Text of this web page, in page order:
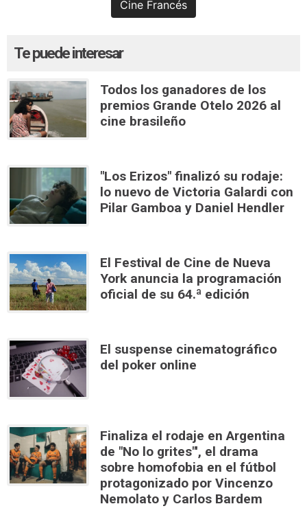
Cine Francés
Te puede interesar
Todos los ganadores de los
premios Grande Otelo 2026 al
cine brasileño
"Los Erizos" finalizó su rodaje:
lo nuevo de Victoria Galardi con
Pilar Gamboa y Daniel Hendler
El Festival de Cine de Nueva
York anuncia la programación
oficial de su 64.ª edición
El suspense cinematográfico
del poker online
Finaliza el rodaje en Argentina
de "No lo grites"', el drama
sobre homofobia en el fútbol
protagonizado por Vincenzo
Nemolato y Carlos Bardem